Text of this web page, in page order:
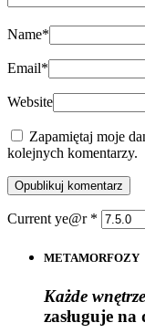
Name*
Email*
Website
Zapamiętaj moje
kolejnych komentarzy.
Current ye@r *
METAMORFOZY
Każde wnętrze
zasługuje na